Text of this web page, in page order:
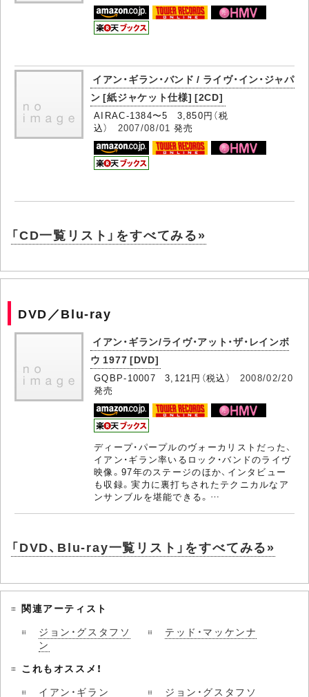
イアン・ギラン・バンド / ライヴ・イン・ジャパ
ン [紙ジャケット仕様] [2CD]
AIRAC-1384〜5 3,850円（税
込） 2007/08/01 発売
「CD一覧リスト」をすべてみる»
DVD／Blu-ray
イアン・ギラン/ライヴ・アット・ザ・レインボ
ウ 1977 [DVD]
GQBP-10007 3,121円（税込） 2008/02/20
発売
ディープ・パープルのヴォーカリストだった、
イアン・ギラン率いるロック・バンドのライヴ
映像。97年のステージのほか、インタビュー
も収録。実力に裏打ちされたテクニカルなア
ンサンブルを堪能できる。…
「DVD、Blu-ray一覧リスト」をすべてみる»
関連アーティスト
ジョン・グスタフソ
ン
テッド・マッケンナ
これもオススメ！
イアン・ギラン
ジョン・グスタフソ